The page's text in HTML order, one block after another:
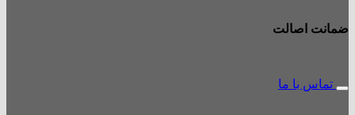
ضمانت اصالت
تماس با ما